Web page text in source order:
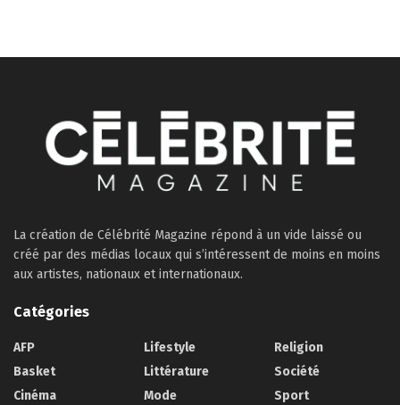
La création de Célébrité Magazine répond à un vide laissé ou
créé par des médias locaux qui s’intéressent de moins en moins
aux artistes, nationaux et internationaux.
Catégories
AFP
Basket
Cinéma
Lifestyle
Littérature
Mode
Religion
Société
Sport